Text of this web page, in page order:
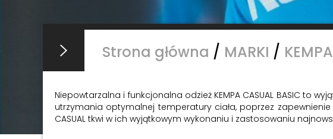
Strona główna / MARKI / KEMPA
Niepowtarzalna i funkcjonalna odzież KEMPA CASUAL BASIC to
utrzymania optymalnej temperatury ciała, poprzez
CASUAL tkwi w ich wyjątkowym wykonaniu i zastosowaniu